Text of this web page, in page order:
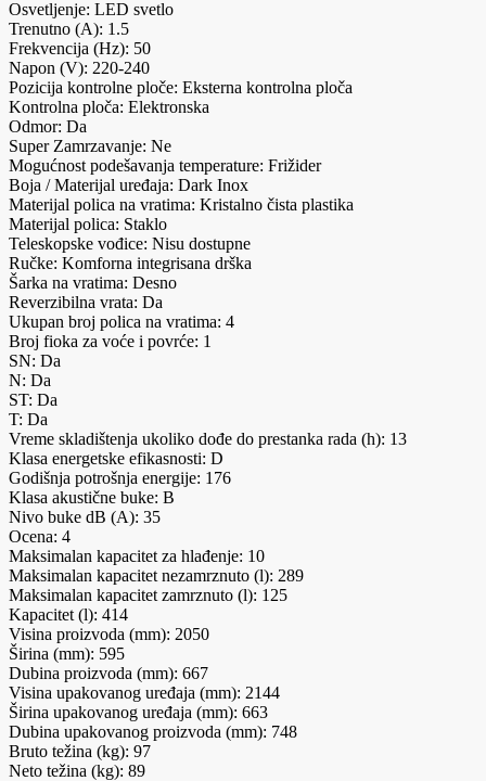
Osvetljenje: LED svetlo
Trenutno (A): 1.5
Frekvencija (Hz): 50
Napon (V): 220-240
Pozicija kontrolne ploče: Eksterna kontrolna ploča
Kontrolna ploča: Elektronska
Odmor: Da
Super Zamrzavanje: Ne
Mogućnost podešavanja temperature: Frižider
Boja / Materijal uređaja: Dark Inox
Materijal polica na vratima: Kristalno čista plastika
Materijal polica: Staklo
Teleskopske vođice: Nisu dostupne
Ručke: Komforna integrisana drška
Šarka na vratima: Desno
Reverzibilna vrata: Da
Ukupan broj polica na vratima: 4
Broj fioka za voće i povrće: 1
SN: Da
N: Da
ST: Da
T: Da
Vreme skladištenja ukoliko dođe do prestanka rada (h): 13
Klasa energetske efikasnosti: D
Godišnja potrošnja energije: 176
Klasa akustične buke: B
Nivo buke dB (A): 35
Ocena: 4
Maksimalan kapacitet za hlađenje: 10
Maksimalan kapacitet nezamrznuto (l): 289
Maksimalan kapacitet zamrznuto (l): 125
Kapacitet (l): 414
Visina proizvoda (mm): 2050
Širina (mm): 595
Dubina proizvoda (mm): 667
Visina upakovanog uređaja (mm): 2144
Širina upakovanog uređaja (mm): 663
Dubina upakovanog proizvoda (mm): 748
Bruto težina (kg): 97
Neto težina (kg): 89